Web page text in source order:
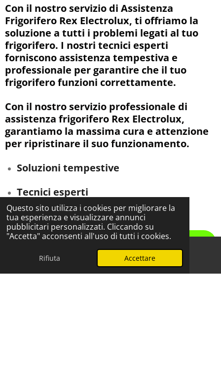
Questo sito utilizza i cookies per migliorare la
tua esperienza e visualizzare annunci
pubblicitari personalizzati. Cliccando su
"Accetta" acconsenti all'uso di tutti i cookies.
Rifiuta Accettare
Con il nostro servizio di Assistenza
Frigorifero Rex Electrolux, ti offriamo la
soluzione a tutti i problemi legati al tuo
frigorifero. I nostri tecnici esperti
forniscono assistenza tempestiva e
professionale per garantire che il tuo
frigorifero funzioni correttamente.
Con il nostro servizio professionale di
assistenza frigorifero Rex Electrolux,
garantiamo la massima cura e attenzione
per ripristinare il suo funzionamento.
Soluzioni tempestive
Tecnici esperti
Assistenza professionale
Contattaci
Telefono WhatsApp